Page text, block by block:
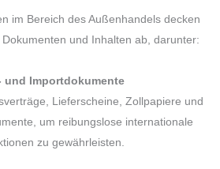
im Bereich des Außenhandels decken
und Inhalten ab, darunter:
und Importdokumente
Lieferscheine, Zollpapiere und
um reibungslose internationale
zu gewährleisten.